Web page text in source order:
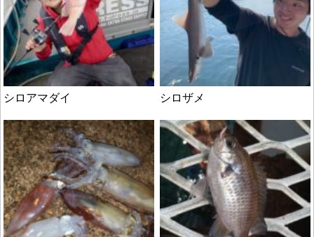
シロアマダイ シロザメ